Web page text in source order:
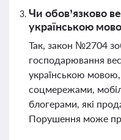
Чи обов’язково
українською
Так, закон №2704
господарювання
українською
соцмережами,
блогерами, які
Порушення може